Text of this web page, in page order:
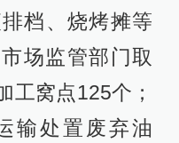
档、烧烤摊等
场监管部门取
工窝点125个；
输处置废弃油